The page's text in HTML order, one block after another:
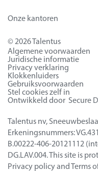
Onze kantoren
© 2026 Talentus
Algemene voorwaarden
Juridische informatie
Privacy verklaring
Klokkenluiders
Gebruiksvoorwaarden
Stel cookies zelf in
Ontwikkeld door Secure
Talentus nv,
Erkeningsnummers:
B.00222-406-20121112
DG.LAV.004. This site is
Privacy policyandTerms